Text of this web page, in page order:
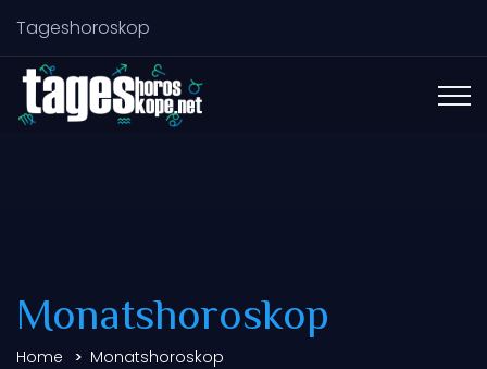
Tageshoroskop
Monatshoroskop
Home
Monatshoroskop